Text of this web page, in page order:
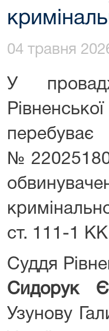
04 травня
У
ст. 111-1 КК
Суддя
Сидорук
Узунову